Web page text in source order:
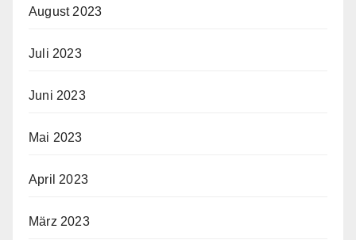
August 2023
Juli 2023
Juni 2023
Mai 2023
April 2023
März 2023